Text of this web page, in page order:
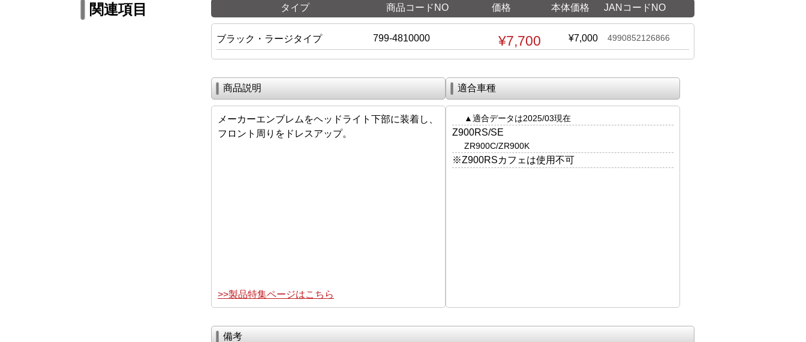
関連項目 タイプ 商品コードNO 価格 本体価格 JANコードNO
ブラック・ラージタイプ 799-4810000 ¥7,700 ¥7,000 4990852126866
商品説明
メーカーエンブレムをヘッドライト下部に装着し、
フロント周りをドレスアップ。
>>製品特集ページはこちら
適合車種
▲適合データは2025/03現在
Z900RS/SE
ZR900C/ZR900K
※Z900RSカフェは使用不可
備考